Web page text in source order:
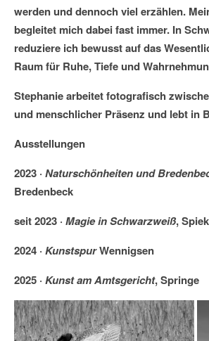
werden und dennoch viel erzählen.
begleitet mich dabei fast immer. In
reduziere ich bewusst auf das
Raum für Ruhe, Tiefe und
Stephanie arbeitet fotografisch
und menschlicher Präsenz und lebt in
Ausstellungen
2023 · Naturschönheiten und
Bredenbeck
seit 2023 · Magie in Schwarzweiß,
2024 · KunstspurWennigsen
2025 · Kunst am Amtsgericht, Springe